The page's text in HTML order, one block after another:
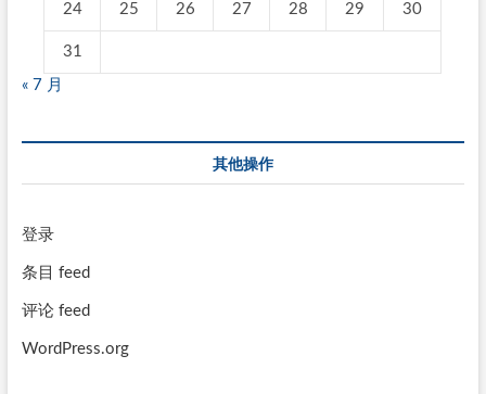
24 25 26 27 28 29 30
31
« 7 月
其他操作
登录
条目 feed
评论 feed
WordPress.org